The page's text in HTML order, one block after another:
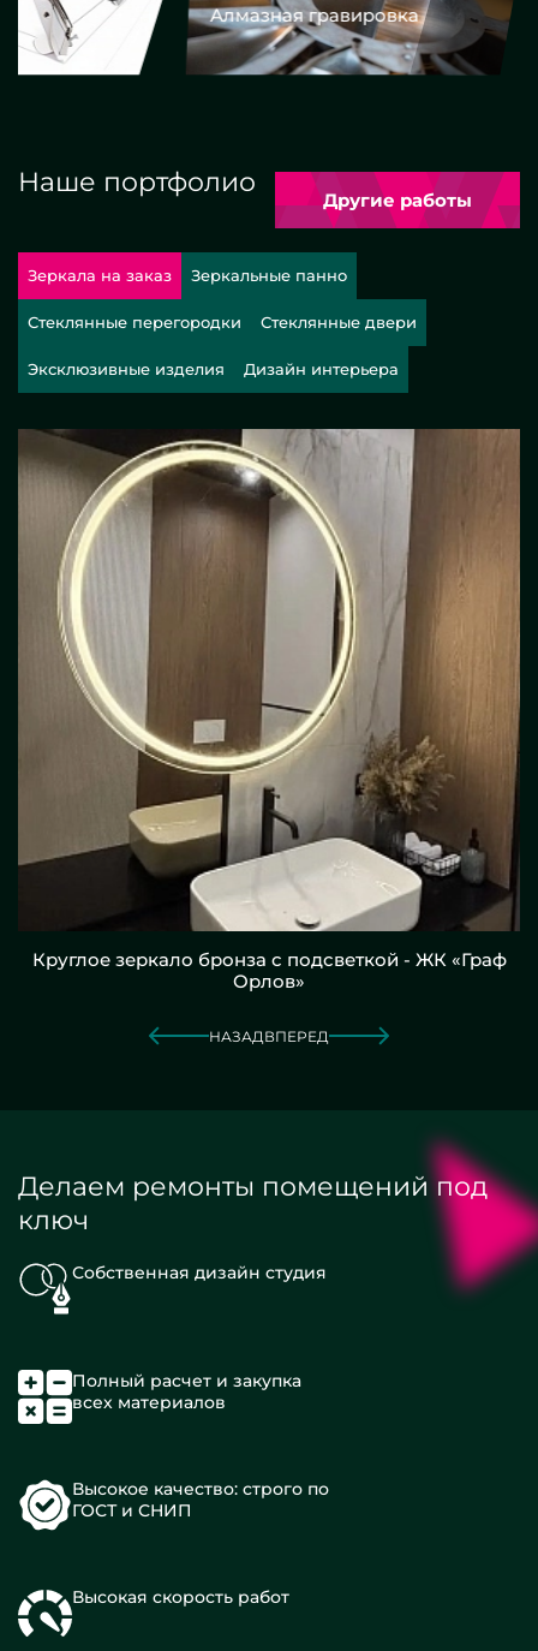
Алмазная гравировка
Наше портфолио
Другие работы
Зеркала на заказ Зеркальные панно
Стеклянные перегородки Стеклянные двери
Эксклюзивные изделия Дизайн интерьера
Круглое зеркало бронза с подсветкой - ЖК «Граф
Орлов»
НАЗАД ВПЕРЕД
Делаем ремонты помещений под
ключ
Собственная дизайн студия
Полный расчет и закупка
всех материалов
Высокое качество: строго по
ГОСТ и СНИП
Высокая скорость работ